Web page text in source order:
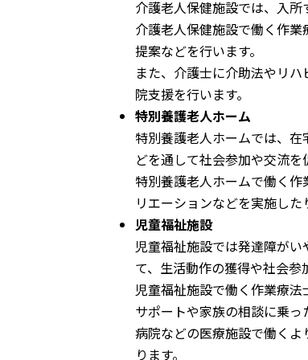
介護老人保健施設では、入所
介護老人保健施設で働く作
提案などを行います。
また、介護士に介助法やリ
院支援を行います。
特別養護老人ホーム
特別養護老人ホームでは、
どを通して社会参加や交流を
特別養護老人ホームで働く
リエーションなどを実施した
児童福祉施設
児童福祉施設では発達障が
て、生活動作の獲得や社会参
児童福祉施設で働く作業療
サポートや家族の相談に乗っ
病院などの医療施設で働く
ります。